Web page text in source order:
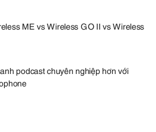
ME vs Wireless GO II vs Wireless
podcast chuyên nghiệp hơn với